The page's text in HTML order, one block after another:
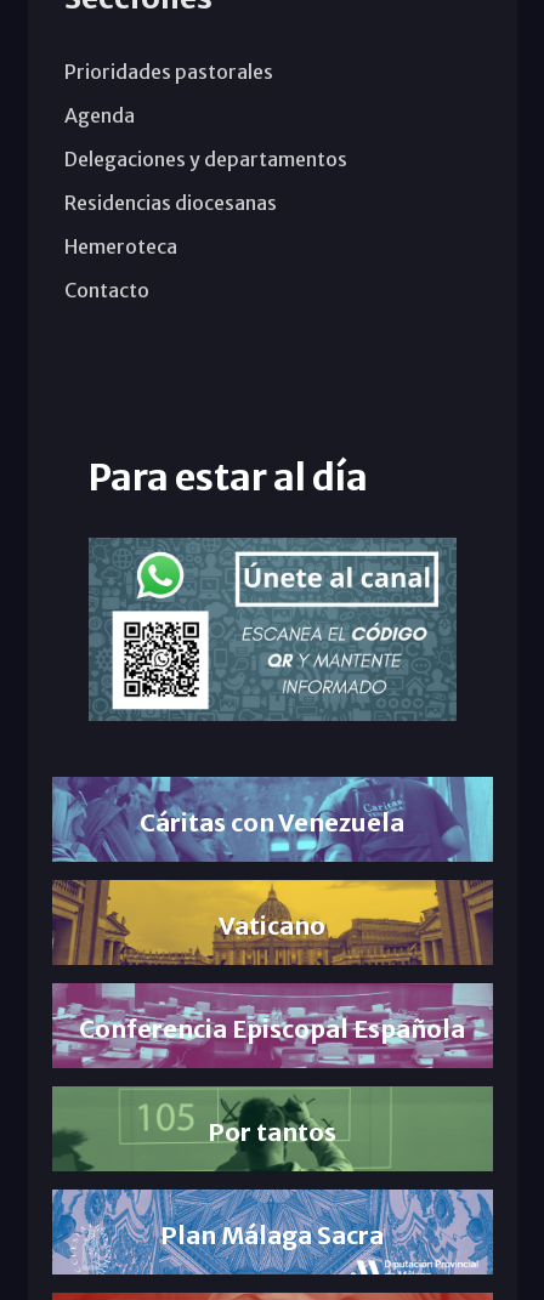
Prioridades pastorales
Agenda
Delegaciones y departamentos
Residencias diocesanas
Hemeroteca
Contacto
Para estar al día
Cáritas con Venezuela
Vaticano
Conferencia Episcopal Española
Por tantos
Plan Málaga Sacra